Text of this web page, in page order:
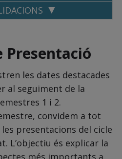
Presentació
les dates destacades
al seguiment de la
1 i 2.
convidem a tot
presentacions del cicle
L’objectiu és explicar la
més importants a